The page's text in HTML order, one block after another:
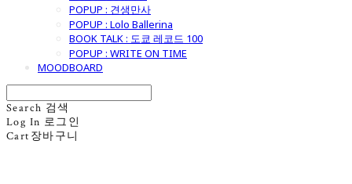
POPUP : 견생만사
POPUP : Lolo Ballerina
BOOK TALK : 도쿄 레코드 100
POPUP : WRITE ON TIME
MOODBOARD
Search 검색
Log In 로그인
Cart 장바구니